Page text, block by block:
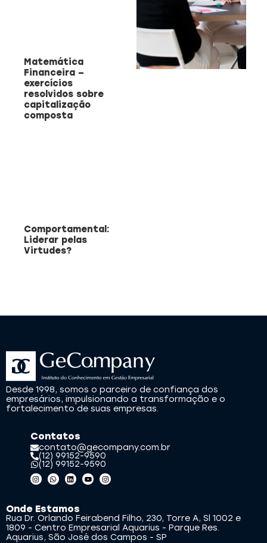
Matemática
Financeira –
exercícios
resolvidos sobre
capitalização
composta
Comportamental:
Liderar pelas
Virtudes?
Desde 1998, somos o parceiro de confiança dos
empresários, impulsionando a transformação e o
fortalecimento de suas empresas.
Contatos
contato@gecompany.com.br
(12) 99152-9590
(12) 99152-9590
Onde Estamos
Rua Dr. Orlando Feirabend Filho, 230, Torre A, Sl 1002 e
1809 - Centro Empresarial Aquarius - Parque Res.
Aquarius, São José dos Campos - SP